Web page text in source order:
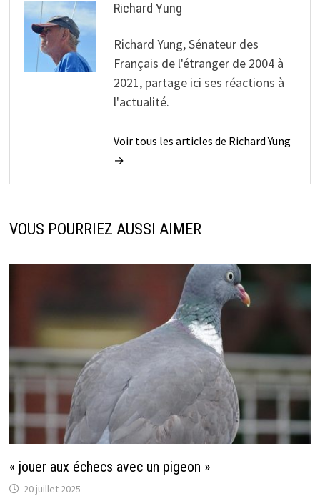
Richard Yung
Richard Yung, Sénateur des
Français de l'étranger de 2004 à
2021, partage ici ses réactions à
l'actualité.
Voir tous les articles de Richard Yung
→
VOUS POURRIEZ AUSSI AIMER
« jouer aux échecs avec un pigeon »
20 juillet 2025